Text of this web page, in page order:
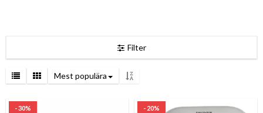
Filter
Mest populära
- 30% - 20%